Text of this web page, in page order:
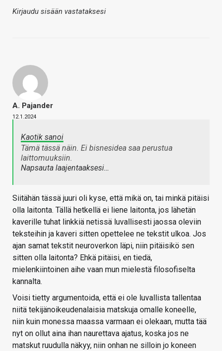
Kirjaudu sisään vastataksesi
A. Pajander
12.1.2024
Kaotik sanoi
Tämä tässä näin. Ei bisnesidea saa perustua
laittomuuksiin.
Napsauta laajentaaksesi…
Siitähän tässä juuri oli kyse, että mikä on, tai minkä pitäisi
olla laitonta. Tällä hetkellä ei liene laitonta, jos lähetän
kaverille tuhat linkkiä netissä luvallisesti jaossa oleviin
teksteihin ja kaveri sitten opettelee ne tekstit ulkoa. Jos
ajan samat tekstit neuroverkon läpi, niin pitäisikö sen
sitten olla laitonta? Ehkä pitäisi, en tiedä,
mielenkiintoinen aihe vaan mun mielestä filosofiselta
kannalta.
Voisi tietty argumentoida, että ei ole luvallista tallentaa
niitä tekijänoikeudenalaisia matskuja omalle koneelle,
niin kuin monessa maassa varmaan ei olekaan, mutta tää
nyt on ollut aina ihan naurettava ajatus, koska jos ne
matskut ruudulla näkyy, niin onhan ne silloin jo koneen